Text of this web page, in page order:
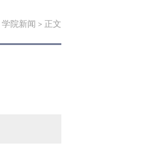
学院新闻 > 正文